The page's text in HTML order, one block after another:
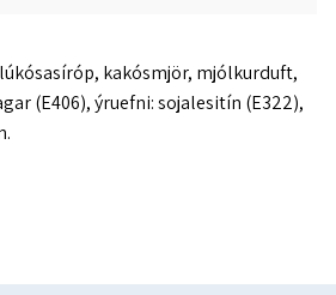
kakósmjör, mjólkurduft,
(E406), ýruefni: sojalesitín (E322),